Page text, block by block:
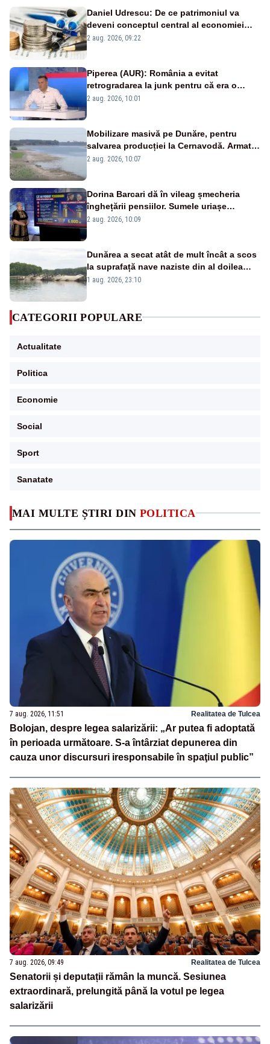
MAI MULTE ȘTIRI DIN POLITICA
7 aug. 2026, 11:51 Realitatea de Tulcea
Bolojan, despre legea salarizării: „Ar putea fi adoptată
în perioada următoare. S-a întârziat depunerea din
cauza unor discursuri iresponsabile în spaţiul public”
7 aug. 2026, 09:49 Realitatea de Tulcea
Senatorii și deputații rămân la muncă. Sesiunea
extraordinară, prelungită până la votul pe legea
salarizării
Daniel Udrescu: De ce patrimoniul va
deveni conceptul central al economiei
viitoare?
2 aug. 2026, 09:22
Piperea (AUR): România a evitat
retrogradarea la junk pentru că era o
catastrofă pentru bănci și fondurile de
2 aug. 2026, 10:01
Mobilizare masivă pe Dunăre, pentru
salvarea producției la Cernavodă. Armata
va detona o stâncă și va devia apa
2 aug. 2026, 10:07
Dorina Barcari dă în vileag șmecheria
înghețării pensiilor. Sumele uriașe
pierdute de fiecare român
2 aug. 2026, 10:09
Dunărea a secat atât de mult încât a scos
la suprafață nave naziste din al doilea
război mondial
1 aug. 2026, 23:10
CATEGORII POPULARE
Actualitate
Politica
Economie
Social
Sport
Sanatate